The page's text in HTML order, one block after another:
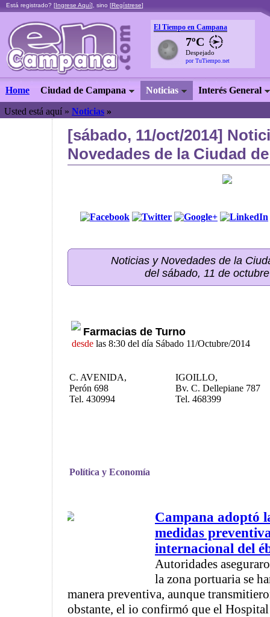
Está registrado? [Ingrese Aquí], sino [Regístrese]
El Tiempo en Campana
7ºC
Despejado
por TuTiempo.net
Home Ciudad de Campana Noticias Interés General
Usted está aquí » Noticias »
[sábado, 11/oct/2014]
Novedades de la Ciudad
Noticias y Novedades de la
del sábado, 11 de
Farmacias de Turno
desde las 8:30 del día Sábado 11/Octubre/2014
C. AVENIDA,
Perón 698
Tel. 430994
IGOILLO,
Bv. C. Dellepiane 787
Tel. 468399
Política y Economía
Campana adoptó
medidas
internacional del
Autoridades
la zona portuaria se
manera preventiva, aunque
obstante, el io confirmó que el